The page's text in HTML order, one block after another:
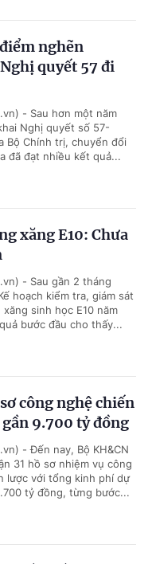
nghẽn
quyết 57 đi
- Sau hơn một năm
Nghị quyết số 57-
Bộ Chính trị, chuyển đổi
đã đạt nhiều kết quả...
xăng E10: Chưa
- Sau gần 2 tháng
hoạch kiểm tra, giám sát
sinh học E10 năm
bước đầu cho thấy...
công nghệ chiến
9.700 tỷ đồng
- Đến nay, Bộ KH&CN
31 hồ sơ nhiệm vụ công
lược với tổng kinh phí dự
tỷ đồng, từng bước...